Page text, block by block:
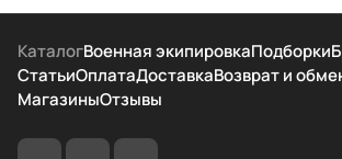
КаталогВоенная экипировкаПодборки
СтатьиОплатаДоставкаВозврат и
МагазиныОтзывы